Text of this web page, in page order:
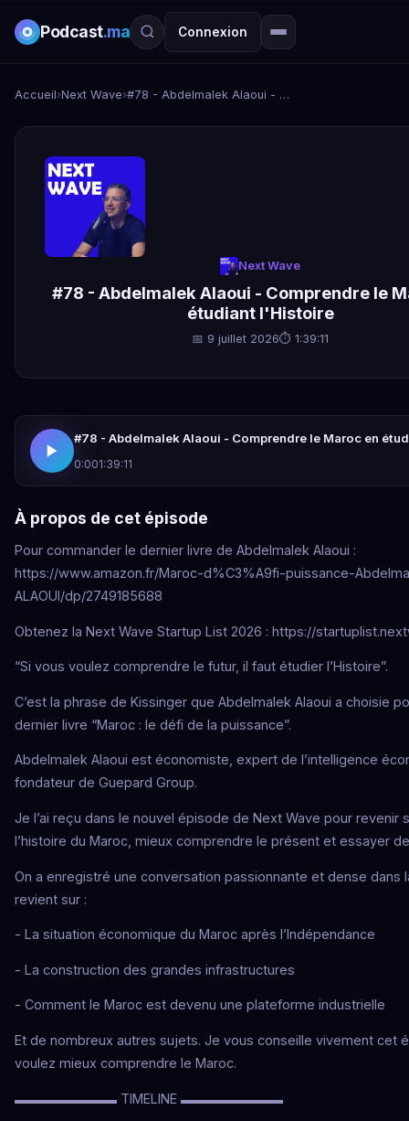
Podcast.ma Connexion
Accueil›Next Wave› #78 - Abdelmalek Alaoui - Comprendre le Maroc en étudiant l'Histoire
Next Wave
#78 - Abdelmalek Alaoui - Comprendre le
étudiant l'Histoire
📅 9 juillet 2026⏱ 1:39:11
#78 - Abdelmalek Alaoui - Comprendre le Maroc en
0:001:39:11
À propos de cet épisode
Pour commander le dernier livre de Abdelmalek Alaoui :
https://www.amazon.fr/Maroc-d%C3%A9fi-puissance-
ALAOUI/dp/2749185688
Obtenez la Next Wave Startup List 2026 : https://
“Si vous voulez comprendre le futur, il faut étudier l’Histoire”.
C’est la phrase de Kissinger que Abdelmalek Alaoui a choisie
dernier livre “Maroc : le défi de la puissance”.
Abdelmalek Alaoui est économiste, expert de l’intelligence
fondateur de Guepard Group.
Je l’ai reçu dans le nouvel épisode de Next Wave pour revenir
l’histoire du Maroc, mieux comprendre le présent et essayer
On a enregistré une conversation passionnante et dense dans
revient sur :
- La situation économique du Maroc après l’Indépendance
- La construction des grandes infrastructures
- Comment le Maroc est devenu une plateforme industrielle
Et de nombreux autres sujets. Je vous conseille vivement cet
voulez mieux comprendre le Maroc.
▬▬▬▬▬▬▬▬ TIMELINE ▬▬▬▬▬▬▬▬